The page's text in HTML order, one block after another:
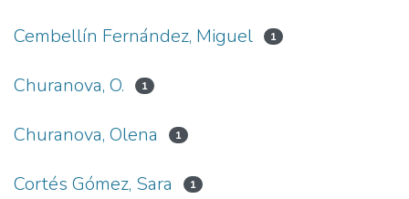
Cembellín Fernández, Miguel 1
Churanova, O. 1
Churanova, Olena 1
Cortés Gómez, Sara 1